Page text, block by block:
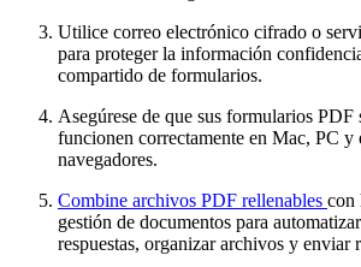
Utilice correo electrónico cifrado o
para proteger la información
compartido de formularios.
Asegúrese de que sus formularios PDF
funcionen correctamente en Mac, PC y
navegadores.
Combine archivos PDF rellenables con
gestión de documentos para
respuestas, organizar archivos y enviar